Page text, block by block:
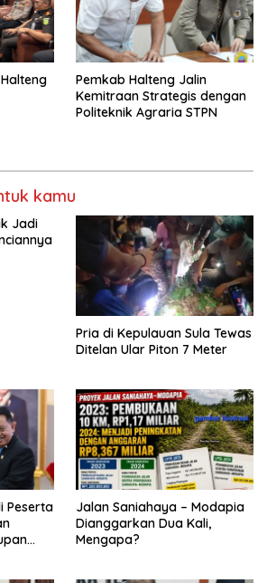
Pemkab Halteng Jalin
Kemitraan Strategis dengan
Politeknik Agraria STPN
kamu
Jadi
Pria di Kepulauan Sula Tewas
Ditelan Ular Piton 7 Meter
Peserta
Jalan Saniahaya – Modapia
Dianggarkan Dua Kali,
Mengapa?